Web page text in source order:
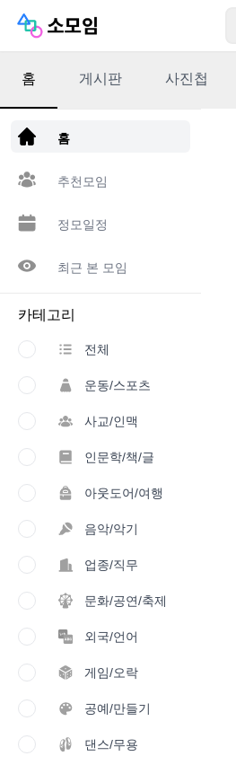
앱 다운로드
홈
추천모임
정모일정
최근 본 모임
카테고리
전체
운동/스포츠
사교/인맥
인문학/책/글
아웃도어/여행
음악/악기
업종/직무
문화/공연/축제
외국/언어
게임/오락
공예/만들기
댄스/무용
홈 게시판 사진첩